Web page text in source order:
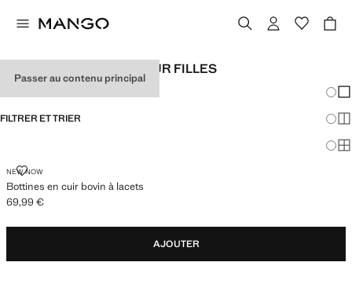
Passer au contenu principal
BOTTES ET BOTTINES POUR FILLES
FILTRER ET TRIER
NEW NOW
Bottines en cuir bovin à lacets
BOTTINES EN CUIR BOVIN À LACETS
Prix actuel [69,99 € ]
69,99 €
AJOUTER